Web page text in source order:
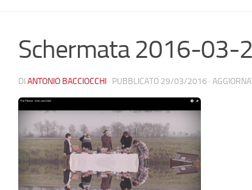
Schermata 2016-03-
DI ANTONIO BACCIOCCHI · PUBBLICATO 29/03/2016 ·